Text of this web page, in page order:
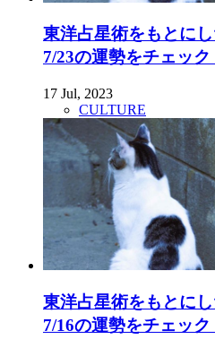
東洋占星術をもとに
7/23の運勢をチェック
17 Jul, 2023
CULTURE
東洋占星術をもとに
7/16の運勢をチェック